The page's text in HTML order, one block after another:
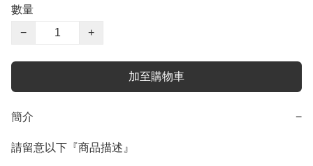
數量
−
+
加至購物車
簡介 −
請留意以下『商品描述』